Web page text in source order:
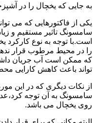
به جایی که یخچال را در
یکی از فاکتورهایی که می
سامسونگ تاثیر مستقیم و
است.با توجه به نوع کارکرد
را در محیط مرطوب قرار
که ممکن است آب جریان
تواند باعث کاهش کارایی
از نکات دیگری که در این
سامسونگ به آن توجه
روی یخچال می باشد.